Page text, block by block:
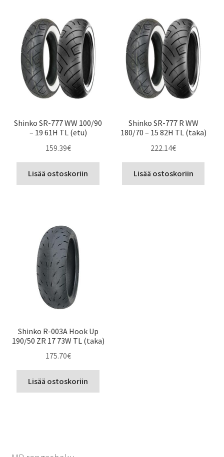
Shinko SR-777 WW 100/90
– 19 61H TL (etu)
159.39€
Lisää ostoskoriin
Shinko SR-777 R WW
180/70 – 15 82H TL (taka)
222.14€
Lisää ostoskoriin
Shinko R-003A Hook Up
190/50 ZR 17 73W TL (taka)
175.70€
Lisää ostoskoriin